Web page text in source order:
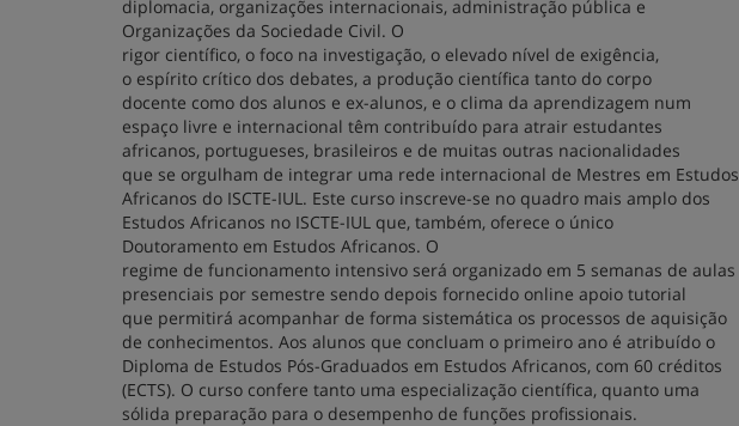
diplomacia, organizações internacionais, administração pública e
Organizações da Sociedade Civil. O
rigor científico, o foco na investigação, o elevado nível de exigência,
o espírito crítico dos debates, a produção científica tanto do corpo
docente como dos alunos e ex-alunos, e o clima da aprendizagem num
espaço livre e internacional têm contribuído para atrair estudantes
africanos, portugueses, brasileiros e de muitas outras nacionalidades
que se orgulham de integrar uma rede internacional de Mestres em Estudos
Africanos do ISCTE-IUL. Este curso inscreve-se no quadro mais amplo dos
Estudos Africanos no ISCTE-IUL que, também, oferece o único
Doutoramento em Estudos Africanos. O
regime de funcionamento intensivo será organizado em 5 semanas de aulas
presenciais por semestre sendo depois fornecido online apoio tutorial
que permitirá acompanhar de forma sistemática os processos de aquisição
de conhecimentos. Aos alunos que concluam o primeiro ano é atribuído o
Diploma de Estudos Pós-Graduados em Estudos Africanos, com 60 créditos
(ECTS). O curso confere tanto uma especialização científica, quanto uma
sólida preparação para o desempenho de funções profissionais.